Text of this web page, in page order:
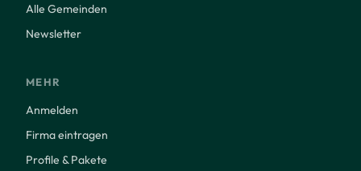
Alle Gemeinden
Newsletter
MEHR
Anmelden
Firma eintragen
Profile & Pakete